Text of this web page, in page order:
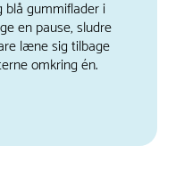
blå gummiflader i
en pause, sludre
læne sig tilbage
omkring én.